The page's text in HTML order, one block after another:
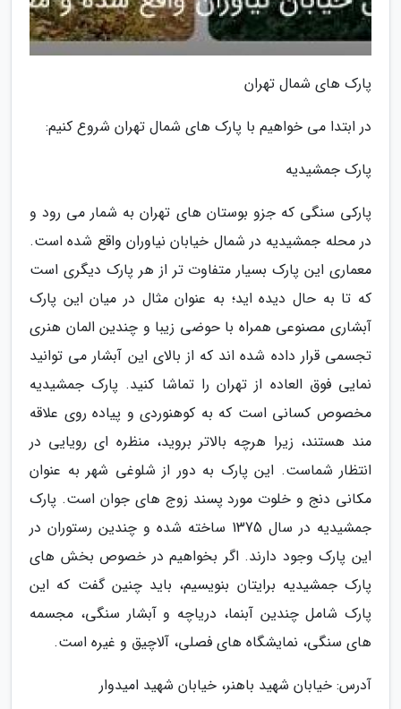
پارک های شمال تهران
در ابتدا می خواهیم با پارک های شمال تهران شروع کنیم:
پارک جمشیدیه
پارکی سنگی که جزو بوستان های تهران به شمار می رود و
در محله جمشیدیه در شمال خیابان نیاوران واقع شده است.
معماری این پارک بسیار متفاوت تر از هر پارک دیگری است
که تا به حال دیده اید؛ به عنوان مثال در میان این پارک
آبشاری مصنوعی همراه با حوضی زیبا و چندین المان هنری
تجسمی قرار داده شده اند که از بالای این آبشار می توانید
نمایی فوق العاده از تهران را تماشا کنید. پارک جمشیدیه
مخصوص کسانی است که به کوهنوردی و پیاده روی علاقه
مند هستند، زیرا هرچه بالاتر بروید، منظره ای رویایی در
انتظار شماست. این پارک به دور از شلوغی شهر به عنوان
مکانی دنج و خلوت مورد پسند زوج های جوان است. پارک
جمشیدیه در سال 1375 ساخته شده و چندین رستوران در
این پارک وجود دارند. اگر بخواهیم در خصوص بخش های
پارک جمشیدیه برایتان بنویسیم، باید چنین گفت که این
پارک شامل چندین آبنما، دریاچه و آبشار سنگی، مجسمه
های سنگی، نمایشگاه های فصلی، آلاچیق و غیره است.
آدرس: خیابان شهید باهنر، خیابان شهید امیدوار